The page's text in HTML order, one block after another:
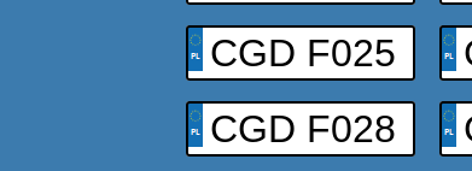
CGD F025
CGD F028